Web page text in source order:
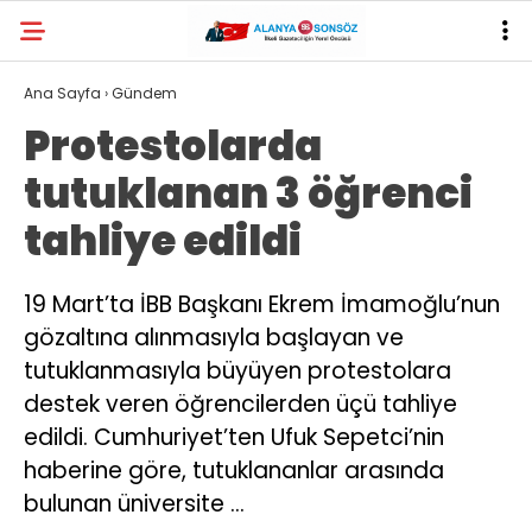
30.9°
Ana Sayfa ›Gündem
Protestolarda
tutuklanan 3 öğrenci
tahliye edildi
19 Mart’ta İBB Başkanı Ekrem İmamoğlu’nun
gözaltına alınmasıyla başlayan ve
tutuklanmasıyla büyüyen protestolara
destek veren öğrencilerden üçü tahliye
edildi. Cumhuriyet’ten Ufuk Sepetci’nin
haberine göre, tutuklananlar arasında
bulunan üniversite …